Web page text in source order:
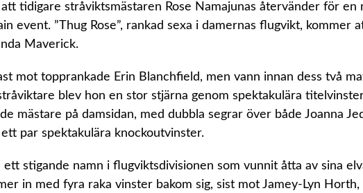
tidigare stråviktsmästaren Rose Namajunas återvänder för en
event. ”Thug Rose”, rankad sexa i damernas flugvikt, kommer
Maverick.
mot topprankade Erin Blanchfield, men vann innan dess två
blev hon en stor stjärna genom spektakulära
mästare på damsidan, med dubbla segrar över både Joanna
par spektakulära knockoutvinster.
ett stigande namn i flugviktsdivisionen som vunnit åtta av sina
in med fyra raka vinster bakom sig, sist mot Jamey-Lyn Horth,